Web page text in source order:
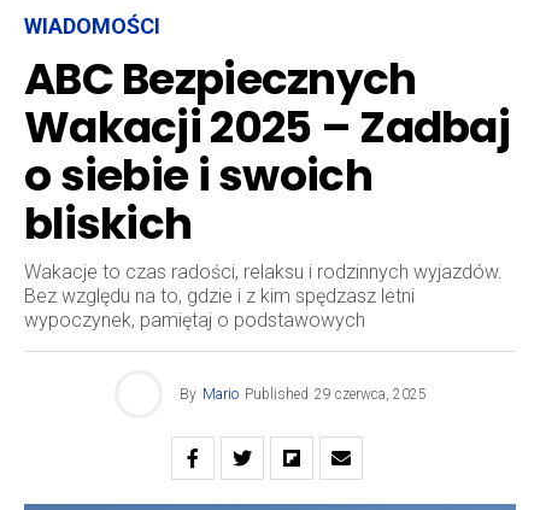
WIADOMOŚCI
ABC Bezpiecznych
Wakacji 2025 – Zadbaj
o siebie i swoich
bliskich
Wakacje to czas radości, relaksu i rodzinnych wyjazdów.
Bez względu na to, gdzie i z kim spędzasz letni
wypoczynek, pamiętaj o podstawowych
By Mario Published 29 czerwca, 2025